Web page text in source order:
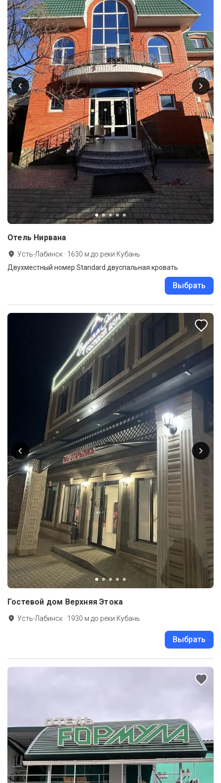
Отель Нирвана
Усть-Лабинск · 1630 м до реки Кубань
Двухместный номер Standard двуспальная кровать
Выбрать
Гостевой дом Верхняя Этока
Усть-Лабинск · 1930 м до реки Кубань
Выбрать